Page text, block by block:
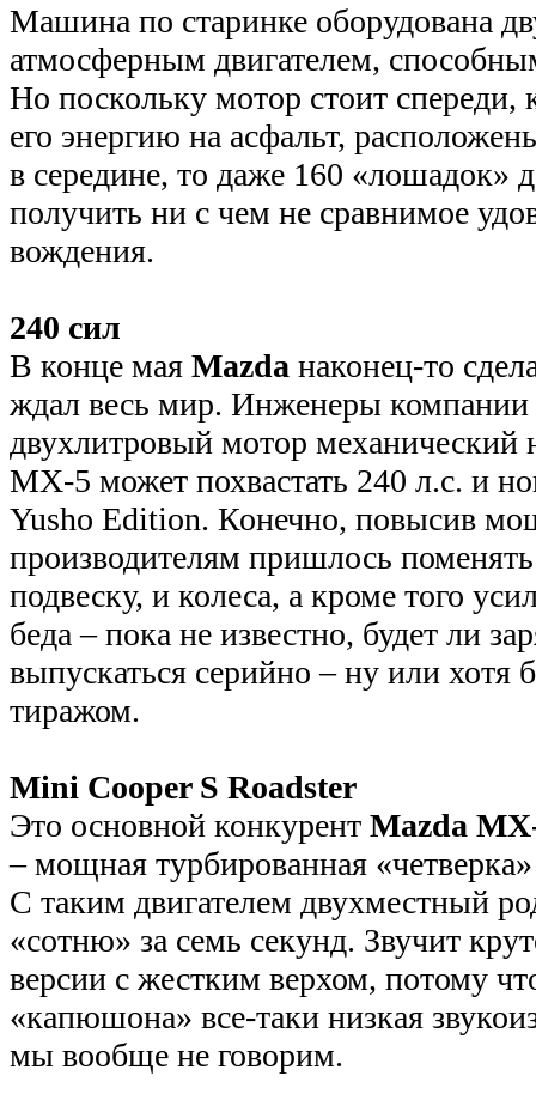
Машина по старинке оборудована
атмосферным двигателем,
Но поскольку мотор стоит спереди,
его энергию на асфальт,
в середине, то даже 160 «лошадок»
получить ни с чем не сравнимое
вождения.
240 сил
В конце мая Mazda наконец-то
ждал весь мир. Инженеры компании
двухлитровый мотор механический
MX-5 может похвастать 240 л.с. и
Yusho Edition. Конечно, повысив
производителям пришлось
подвеску, и колеса, а кроме того
беда – пока не известно, будет ли
выпускаться серийно – ну или хотя
тиражом.
Mini Cooper S Roadster
Это основной конкурент Mazda
– мощная турбированная
C таким двигателем двухместный
«сотню» за семь секунд. Звучит
версии с жестким верхом, потому
«капюшона» все-таки низкая
мы вообще не говорим.